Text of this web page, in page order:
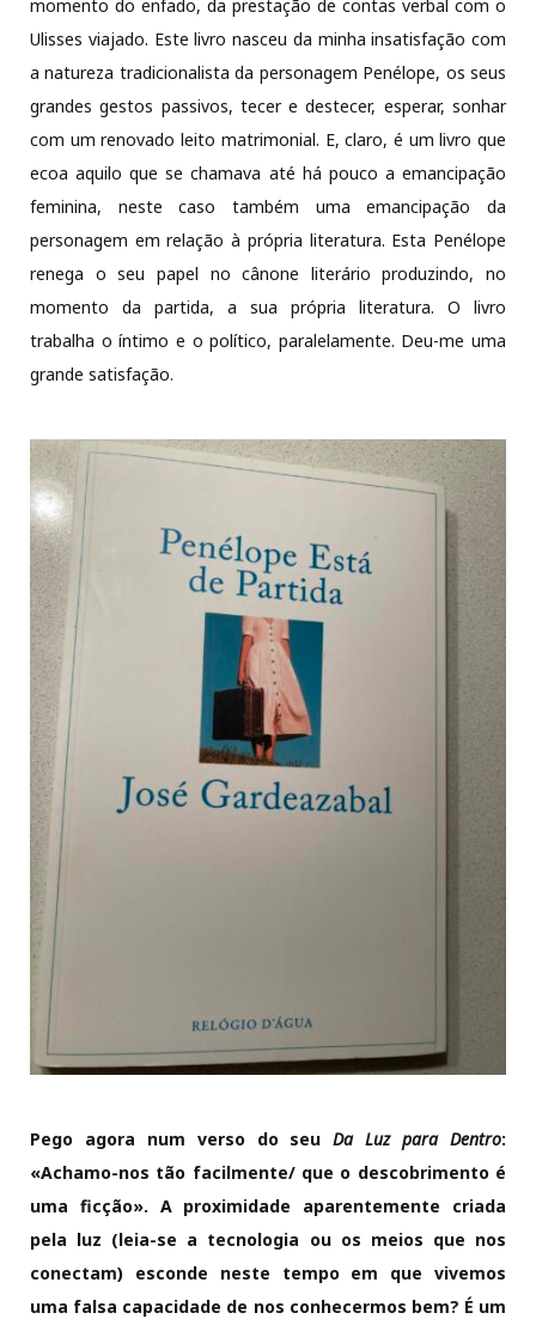
momento do enfado, da prestação de contas verbal com o
Ulisses viajado. Este livro nasceu da minha insatisfação com
a natureza tradicionalista da personagem Penélope, os seus
grandes gestos passivos, tecer e destecer, esperar, sonhar
com um renovado leito matrimonial. E, claro, é um livro que
ecoa aquilo que se chamava até há pouco a emancipação
feminina, neste caso também uma emancipação da
personagem em relação à própria literatura. Esta Penélope
renega o seu papel no cânone literário produzindo, no
momento da partida, a sua própria literatura. O livro
trabalha o íntimo e o político, paralelamente. Deu-me uma
grande satisfação.
Pego agora num verso do seuDa Luz para Dentro:
«Achamo-nos tão facilmente/ que o descobrimento é
uma ficção». A proximidade aparentemente criada
pela luz (leia-se a tecnologia ou os meios que nos
conectam) esconde neste tempo em que vivemos
uma falsa capacidade de nos conhecermos bem? É um